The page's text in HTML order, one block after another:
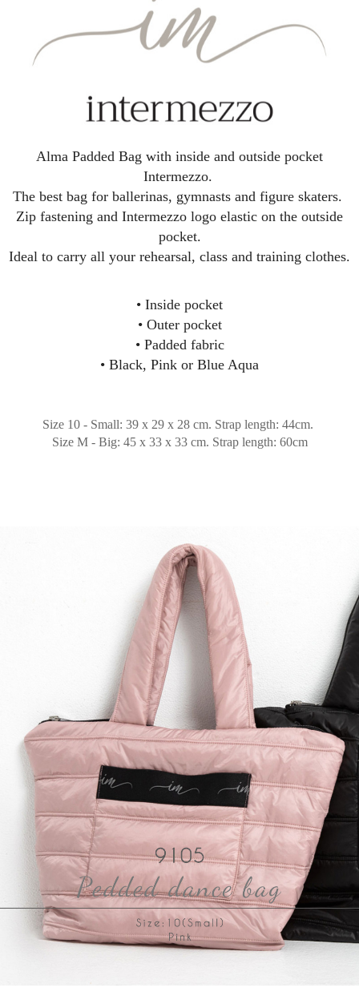
Alma Padded Bag with inside and outside pocket
Intermezzo.
The best bag for ballerinas, gymnasts and figure skaters.
Zip fastening and Intermezzo logo elastic on the outside
pocket.
Ideal to carry all your rehearsal, class and training clothes.
• Inside pocket
• Outer pocket
• Padded fabric
• Black, Pink or Blue Aqua
Size 10 - Small: 39 x 29 x 28 cm. Strap length: 44cm.
Size M - Big: 45 x 33 x 33 cm. Strap length: 60cm